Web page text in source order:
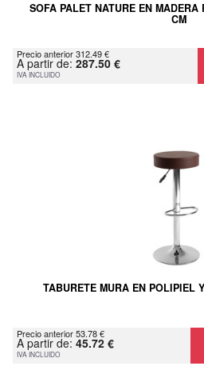
SOFA PALET NATURE EN
CM
Precio anterior 312.49 €
A partir de: 287.50 €
IVA INCLUIDO
TABURETE MURA EN POLIPIEL
Precio anterior 53.78 €
A partir de: 45.72 €
IVA INCLUIDO